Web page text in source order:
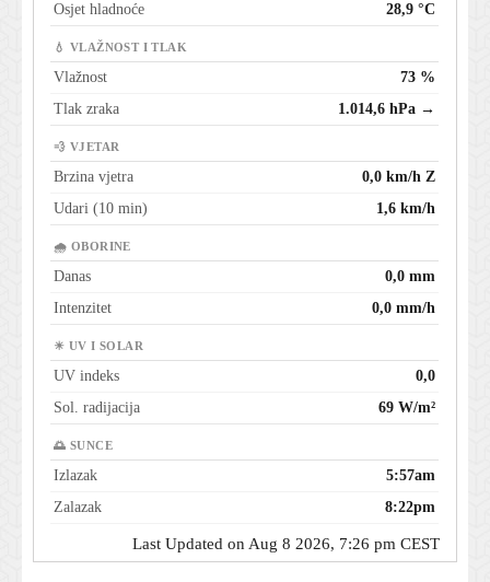
Osjet hladnoće
28,9 °C
💧 VLAŽNOST I TLAK
Vlažnost
73 %
Tlak zraka
1.014,6 hPa →
💨 VJETAR
Brzina vjetra
0,0 km/h Z
Udari (10 min)
1,6 km/h
🌧 OBORINE
Danas
0,0 mm
Intenzitet
0,0 mm/h
☀ UV I SOLAR
UV indeks
0,0
Sol. radijacija
69 W/m²
🌅 SUNCE
Izlazak
5:57am
Zalazak
8:22pm
Last Updated on Aug 8 2026, 7:26 pm CEST